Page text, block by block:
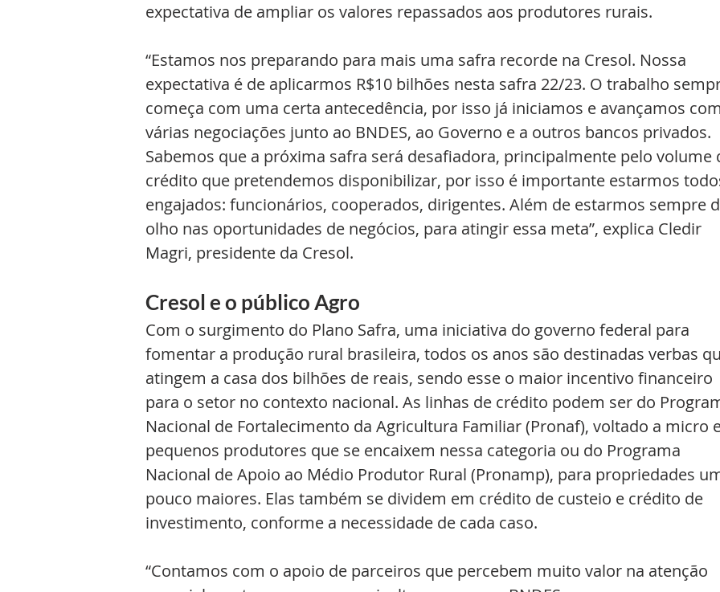
expectativa de ampliar os valores repassados aos produtores rurais.
“Estamos nos preparando para mais uma safra recorde na Cresol. Nossa
expectativa é de aplicarmos R$10 bilhões nesta safra 22/23. O trabalho
começa com uma certa antecedência, por isso já iniciamos e avançamos
várias negociações junto ao BNDES, ao Governo e a outros bancos privados.
Sabemos que a próxima safra será desafiadora, principalmente pelo volume
crédito que pretendemos disponibilizar, por isso é importante estarmos
engajados: funcionários, cooperados, dirigentes. Além de estarmos sempre
olho nas oportunidades de negócios, para atingir essa meta”, explica Cledir
Magri, presidente da Cresol.
Cresol e o público Agro
Com o surgimento do Plano Safra, uma iniciativa do governo federal para
fomentar a produção rural brasileira, todos os anos são destinadas verbas
atingem a casa dos bilhões de reais, sendo esse o maior incentivo financeiro
para o setor no contexto nacional. As linhas de crédito podem ser do
Nacional de Fortalecimento da Agricultura Familiar (Pronaf), voltado a micro
pequenos produtores que se encaixem nessa categoria ou do Programa
Nacional de Apoio ao Médio Produtor Rural (Pronamp), para propriedades
pouco maiores. Elas também se dividem em crédito de custeio e crédito de
investimento, conforme a necessidade de cada caso.
“Contamos com o apoio de parceiros que percebem muito valor na atenção